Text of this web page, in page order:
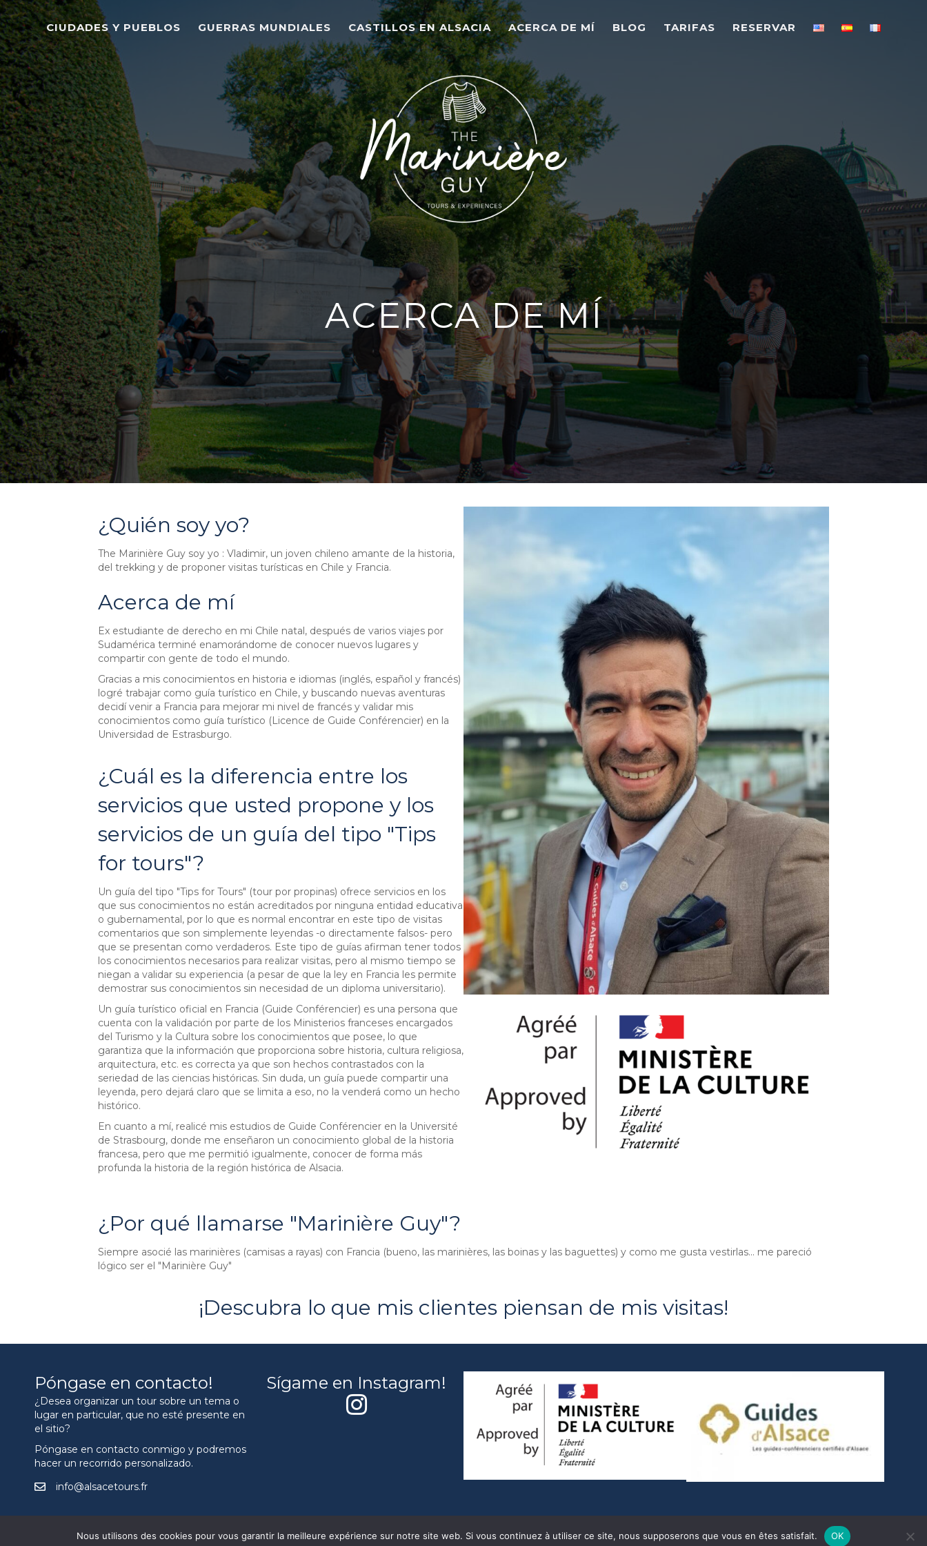
CIUDADES Y PUEBLOS GUERRAS MUNDIALES CASTILLOS EN ALSACIA ACERCA DE MÍ BLOG TARIFAS RESERVAR
ACERCA DE MÍ
¿Quién soy yo?
The Marinière Guy soy yo : Vladimir, un joven chileno amante de la historia,
del trekking y de proponer visitas turísticas en Chile y Francia.
Acerca de mí
Ex estudiante de derecho en mi Chile natal, después de varios viajes por
Sudamérica terminé enamorándome de conocer nuevos lugares y
compartir con gente de todo el mundo.
Gracias a mis conocimientos en historia e idiomas (inglés, español y francés)
logré trabajar como guía turístico en Chile, y buscando nuevas aventuras
decidí venir a Francia para mejorar mi nivel de francés y validar mis
conocimientos como guía turístico (Licence de Guide Conférencier) en la
Universidad de Estrasburgo.
¿Cuál es la diferencia entre los
servicios que usted propone y los
servicios de un guía del tipo "Tips
for tours"?
Un guía del tipo "Tips for Tours" (tour por propinas) ofrece servicios en los
que sus conocimientos no están acreditados por ninguna entidad educativa
o gubernamental, por lo que es normal encontrar en este tipo de visitas
comentarios que son simplemente leyendas -o directamente falsos- pero
que se presentan como verdaderos. Este tipo de guías afirman tener todos
los conocimientos necesarios para realizar visitas, pero al mismo tiempo se
niegan a validar su experiencia (a pesar de que la ley en Francia les permite
demostrar sus conocimientos sin necesidad de un diploma universitario).
Un guía turístico oficial en Francia (Guide Conférencier) es una persona que
cuenta con la validación por parte de los Ministerios franceses encargados
del Turismo y la Cultura sobre los conocimientos que posee, lo que
garantiza que la información que proporciona sobre historia, cultura religiosa,
arquitectura, etc. es correcta ya que son hechos contrastados con la
seriedad de las ciencias históricas. Sin duda, un guía puede compartir una
leyenda, pero dejará claro que se limita a eso, no la venderá como un hecho
histórico.
En cuanto a mí, realicé mis estudios de Guide Conférencier en la Université
de Strasbourg, donde me enseñaron un conocimiento global de la historia
francesa, pero que me permitió igualmente, conocer de forma más
profunda la historia de la región histórica de Alsacia.
¿Por qué llamarse "Marinière Guy"?
Siempre asocié las marinières (camisas a rayas) con Francia (bueno, las marinières, las boinas y las baguettes) y como me gusta vestirlas... me pareció
lógico ser el "Marinière Guy"
¡Descubra lo que mis clientes piensan de mis visitas!
Póngase en contacto!
¿Desea organizar un tour sobre un tema o
lugar en particular, que no esté presente en
el sitio?
Póngase en contacto conmigo y podremos
hacer un recorrido personalizado.
info@alsacetours.fr
Sígame en Instagram!
© 2021 The Marinière Guy. Todos los Derechos Reservados.Legal Notice & Privacy Policy
Nous utilisons des cookies pour vous garantir la meilleure expérience sur notre site web. Si vous continuez à utiliser ce site, nous supposerons que vous en êtes satisfait. OK